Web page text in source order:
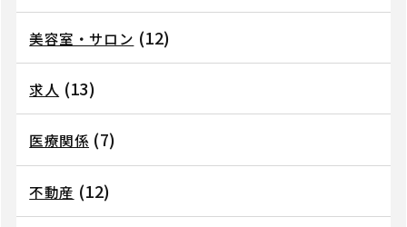
美容室・サロン (12)
求人 (13)
医療関係 (7)
不動産 (12)